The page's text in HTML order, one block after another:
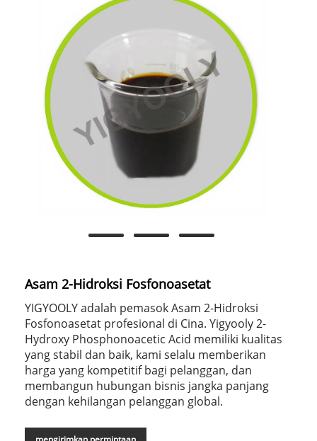
Asam 2-Hidroksi Fosfonoasetat
YIGYOOLY adalah pemasok Asam 2-Hidroksi
Fosfonoasetat profesional di Cina. Yigyooly 2-
Hydroxy Phosphonoacetic Acid memiliki kualitas
yang stabil dan baik, kami selalu memberikan
harga yang kompetitif bagi pelanggan, dan
membangun hubungan bisnis jangka panjang
dengan kehilangan pelanggan global.